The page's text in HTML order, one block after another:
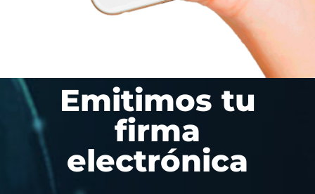
Emitimos tu
firma
electrónica